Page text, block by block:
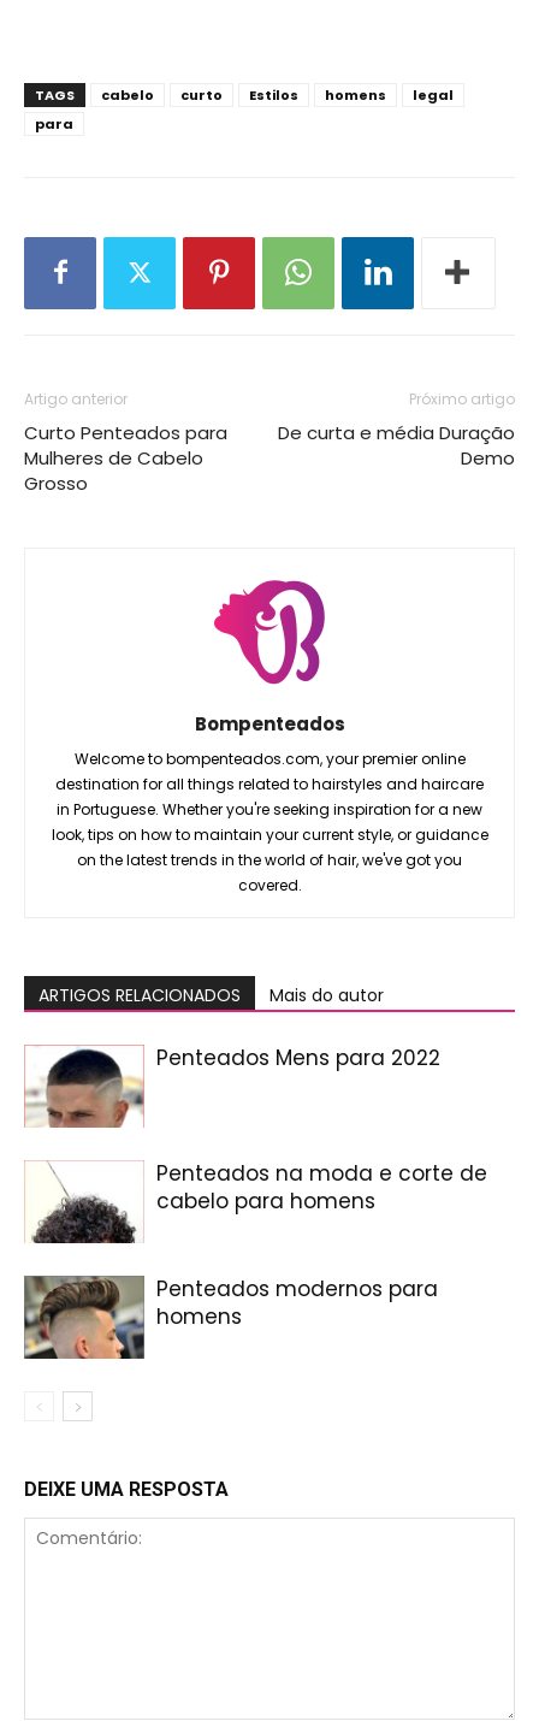
TAGS cabelo curto Estilos homens
legal
para
Artigo anterior
Curto Penteados para
Mulheres de Cabelo
Grosso
Próximo artigo
De curta e média Duração
Demo
Bompenteados
Welcome to bompenteados.com, your premier online
destination for all things related to hairstyles and haircare
in Portuguese. Whether you're seeking inspiration for a new
look, tips on how to maintain your current style, or guidance
on the latest trends in the world of hair, we've got you
covered.
ARTIGOS RELACIONADOS Mais do autor
Penteados Mens para 2022
Penteados na moda e corte de
cabelo para homens
Penteados modernos para
homens
DEIXE UMA RESPOSTA